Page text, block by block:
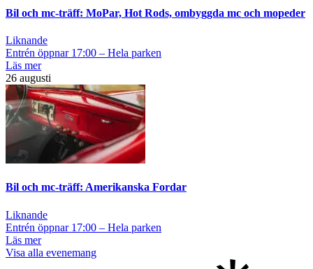
Bil och mc-träff: MoPar, Hot Rods, ombyggda mc och mopeder
Liknande
Entrén öppnar 17:00 – Hela parken
Läs mer
26 augusti
Bil och mc-träff: Amerikanska Fordar
Liknande
Entrén öppnar 17:00 – Hela parken
Läs mer
Visa alla evenemang